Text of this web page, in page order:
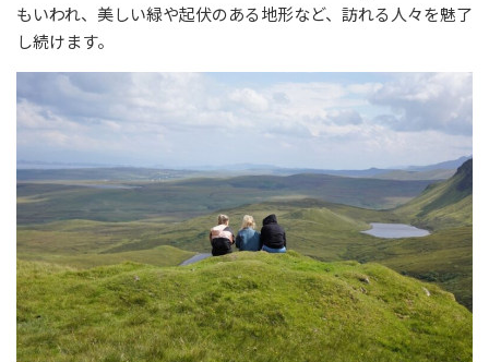
もいわれ、美しい緑や起伏のある地形など、訪れる人々を魅了
し続けます。